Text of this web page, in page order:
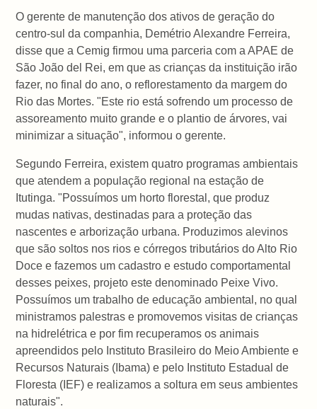
O gerente de manutenção dos ativos de geração do
centro-sul da companhia, Demétrio Alexandre Ferreira,
disse que a Cemig firmou uma parceria com a APAE de
São João del Rei, em que as crianças da instituição irão
fazer, no final do ano, o reflorestamento da margem do
Rio das Mortes. "Este rio está sofrendo um processo de
assoreamento muito grande e o plantio de árvores, vai
minimizar a situação", informou o gerente.
Segundo Ferreira, existem quatro programas ambientais
que atendem a população regional na estação de
Itutinga. "Possuímos um horto florestal, que produz
mudas nativas, destinadas para a proteção das
nascentes e arborização urbana. Produzimos alevinos
que são soltos nos rios e córregos tributários do Alto Rio
Doce e fazemos um cadastro e estudo comportamental
desses peixes, projeto este denominado Peixe Vivo.
Possuímos um trabalho de educação ambiental, no qual
ministramos palestras e promovemos visitas de crianças
na hidrelétrica e por fim recuperamos os animais
apreendidos pelo Instituto Brasileiro do Meio Ambiente e
Recursos Naturais (Ibama) e pelo Instituto Estadual de
Floresta (IEF) e realizamos a soltura em seus ambientes
naturais".